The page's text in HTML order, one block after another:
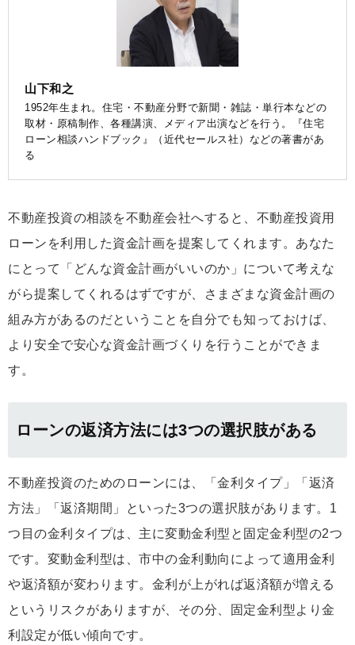
山下和之
1952年生まれ。住宅・不動産分野で新聞・雑誌・単行本などの
取材・原稿制作、各種講演、メディア出演などを行う。『住宅
ローン相談ハンドブック』（近代セールス社）などの著書があ
る
不動産投資の相談を不動産会社へすると、不動産投資用
ローンを利用した資金計画を提案してくれます。あなた
にとって「どんな資金計画がいいのか」について考えな
がら提案してくれるはずですが、さまざまな資金計画の
組み方があるのだということを自分でも知っておけば、
より安全で安心な資金計画づくりを行うことができま
す。
ローンの返済方法には3つの選択肢がある
不動産投資のためのローンには、「金利タイプ」「返済
方法」「返済期間」といった3つの選択肢があります。1
つ目の金利タイプは、主に変動金利型と固定金利型の2つ
です。変動金利型は、市中の金利動向によって適用金利
や返済額が変わります。金利が上がれば返済額が増える
というリスクがありますが、その分、固定金利型より金
利設定が低い傾向です。